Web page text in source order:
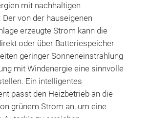
mit nachhaltigen
Der von der hauseigenen
erzeugte Strom kann die
oder über Batteriespeicher
geringer Sonneneinstrahlung
mit Windenergie eine sinnvolle
Ein intelligentes
passt den Heizbetrieb an die
grünem Strom an, um eine